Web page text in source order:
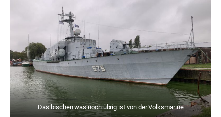
Das bischen was noch übrig ist von der Volksmarine